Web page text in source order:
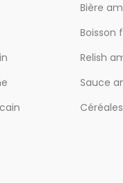
Bière
Boisson
Relish
Sauce